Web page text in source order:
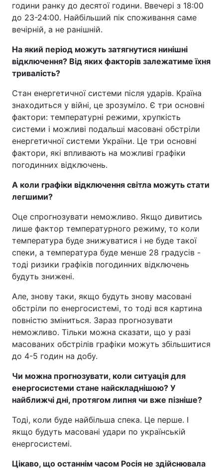
години ранку до десятої години. Ввечері з 18:00
до 23-24:00. Найбільший пік споживання саме
вечірній, а не ранішній.
На який період можуть затягнутися нинішні
відключення? Від яких факторів залежатиме їхня
тривалість?
Стан енергетичної системи після ударів. Країна
знаходиться у війні, це зрозуміло. Є три основні
фактори: температурні режими, хрупкість
системи і можливі подальші масовані обстріли
енергетичної системи України. Це три основні
фактори, які впливають на можливі графіки
погодинних відключень.
А коли графіки відключення світла можуть стати
легшими?
Оце спрогнозувати неможливо. Якщо дивитись
лише фактор температурного режиму, то коли
температура буде знижуватися і не буде такої
спеки, а температура буде менше 28 градусів -
тоді ризики графіків погодинних відключень
будуть знижені.
Але, знову таки, якщо будуть знову масовані
обстріли по енергосистемі, то тоді вся картина
повністю зміниться. Зараз прогнозувати
неможливо. Тільки можна сказати, що у разі
масованих обстрілів графіки можуть збільшитися
до 4-5 годин на добу.
Чи можна прогнозувати, коли ситуація для
енергосистеми стане найскладнішою? У
найближчі дні, протягом липня чи вже пізніше?
Тоді, коли буде найбільша спека. Це перше. І
якщо будуть масовані удари по українській
енергосистемі.
Цікаво, що останнім часом Росія не здійснювала